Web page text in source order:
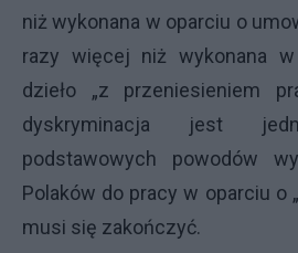
niż wykonana w oparciu o
razy więcej niż wykonana
dzieło „z przeniesieniem
dyskryminacja jest
podstawowych powodów
Polaków do pracy w oparciu o
musi się zakończyć.